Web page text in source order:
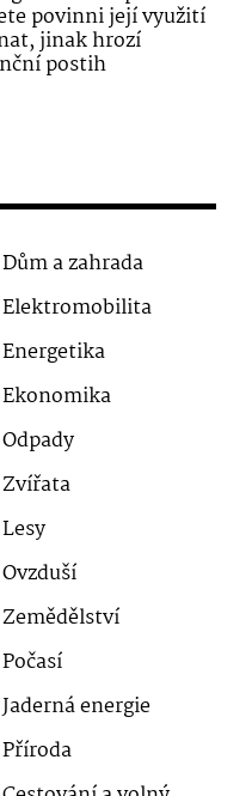
povinni její využití
jinak hrozí
postih
Dům a zahrada
Elektromobilita
Energetika
Ekonomika
Odpady
Zvířata
Lesy
Ovzduší
Zemědělství
Počasí
Jaderná energie
Příroda